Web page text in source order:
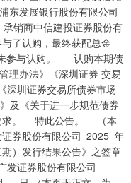
东发展银行股份有限公司
销商中信建投证券股份有
了认购，最终获配总金
参与认购。 认购本期债
理办法》《深圳证券 交易
深圳证券交易所债券市场
及《关于进一步规范债券
求。 特此公告。 （本
证券股份有限公司 2025 年
）发行结果公告》之签章
份有限公司